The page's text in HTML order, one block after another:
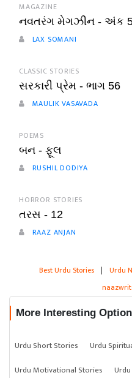
MAGAZINE
નવતરંગ મેગઝીન - અંક
LAX SOMANI
CLASSIC STORIES
સરકારી પ્રેમ - ભાગ 56
MAULIK VASAVADA
POEMS
બન - ફૂલ
RUSHIL DODIYA
HORROR STORIES
તરસ - 12
RAAZ ANJAN
Best Urdu Stories | Urdu
More Interesting
Urdu Short Stories Urdu
Urdu Motivational Stories